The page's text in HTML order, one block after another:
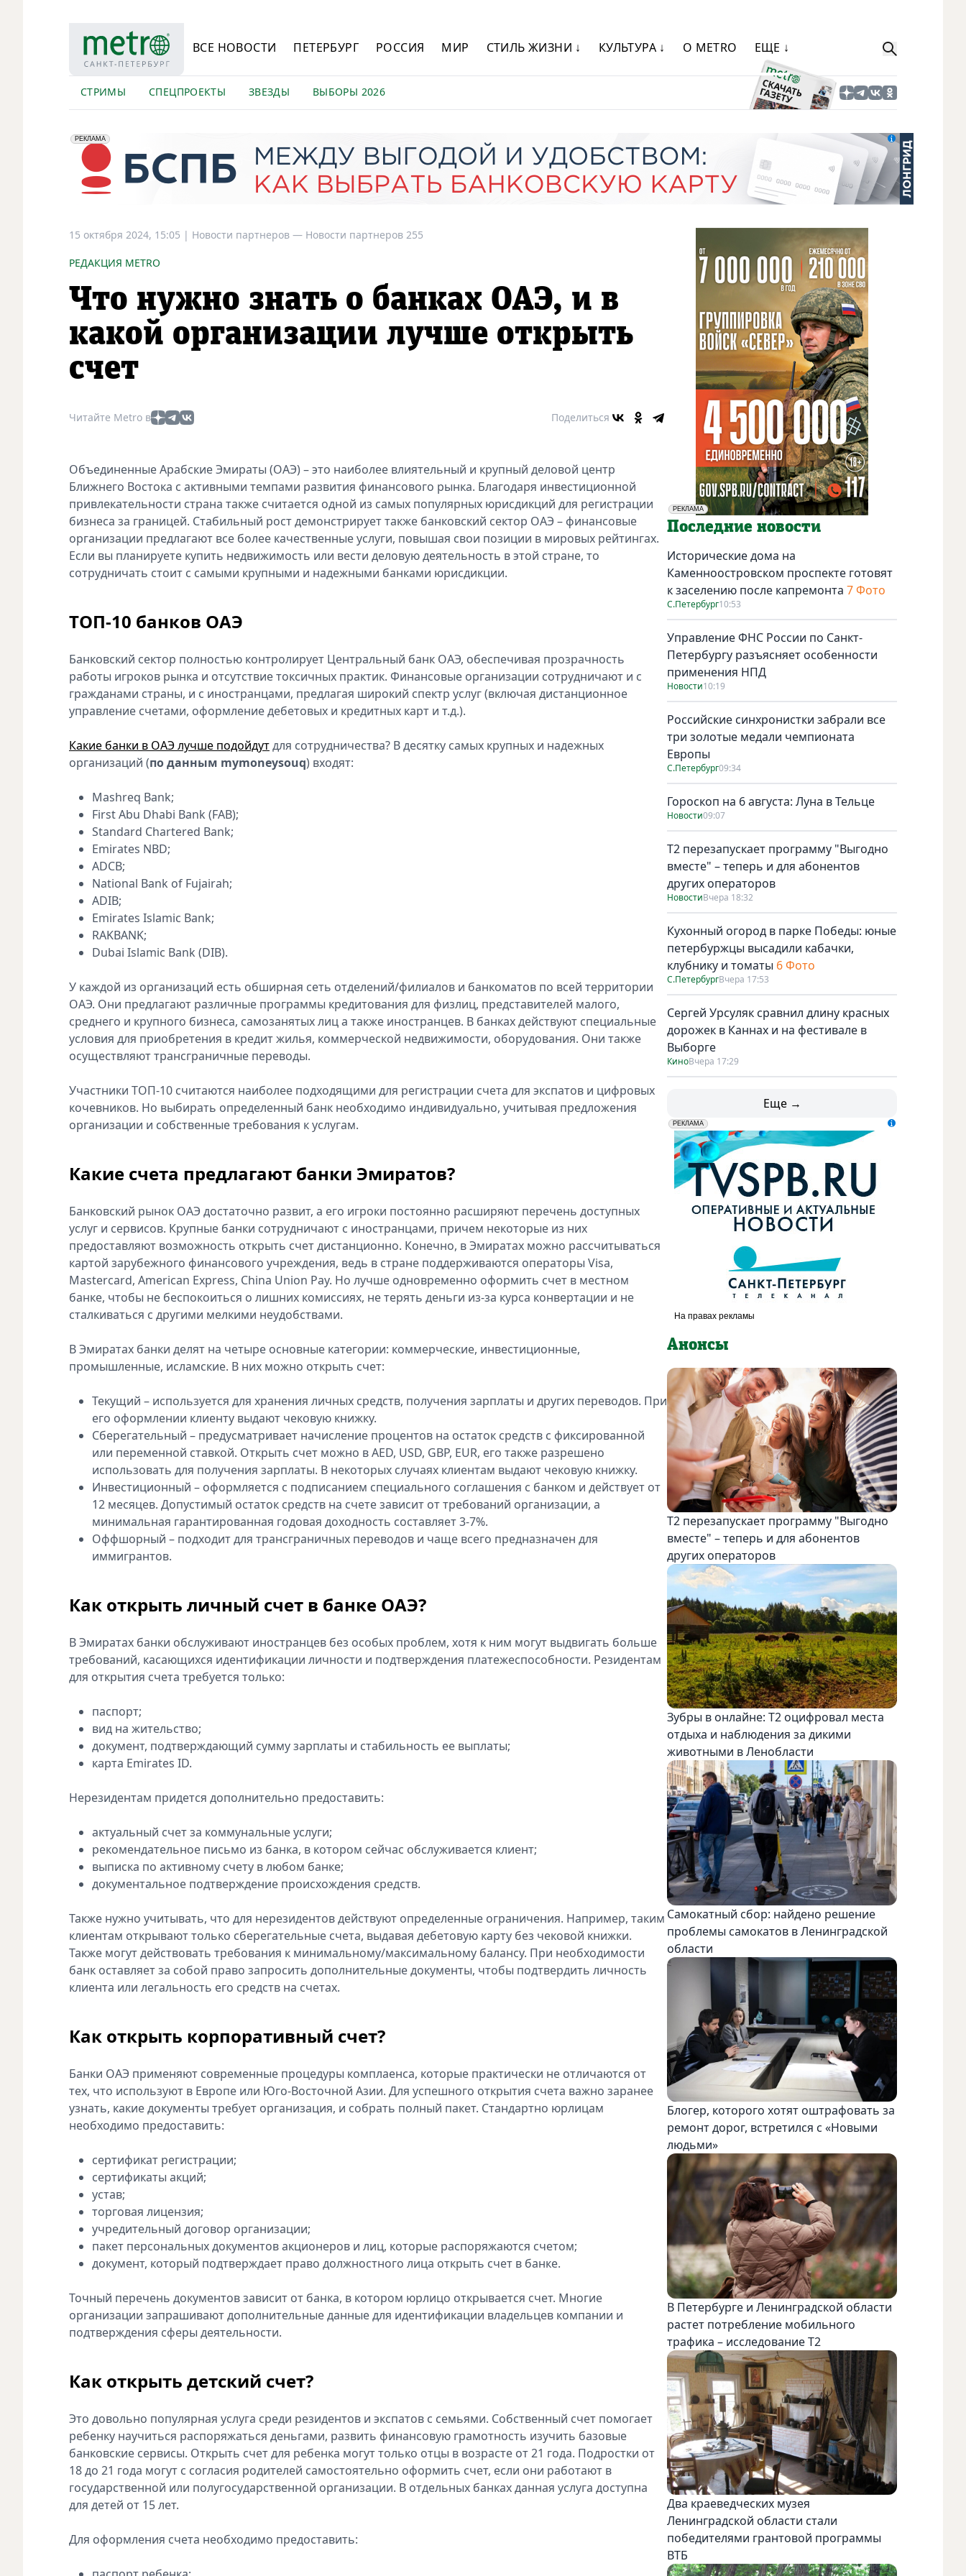
ВСЕ НОВОСТИ ПЕТЕРБУРГ РОССИЯ МИР СТИЛЬ ЖИЗНИ ↓ КУЛЬТУРА ↓ О METRO ЕЩЕ ↓
СТРИМЫ СПЕЦПРОЕКТЫ ЗВЕЗДЫ ВЫБОРЫ 2026
erid: 2VfnxyFybV5
РЕКЛАМА
ПАО "Банк "Санкт-Петербург", ИНН: 7831000027
15 октября 2024, 15:05 | Новости партнеров — Новости партнеров 255
РЕДАКЦИЯ METRO
Что нужно знать о банках ОАЭ, и в
какой организации лучше открыть
счет
Читайте Metro в Поделиться
Объединенные Арабские Эмираты (ОАЭ) – это наиболее влиятельный и крупный деловой центр
Ближнего Востока с активными темпами развития финансового рынка. Благодаря инвестиционной
привлекательности страна также считается одной из самых популярных юрисдикций для регистрации
бизнеса за границей. Стабильный рост демонстрирует также банковский сектор ОАЭ – финансовые
организации предлагают все более качественные услуги, повышая свои позиции в мировых рейтингах.
Если вы планируете купить недвижимость или вести деловую деятельность в этой стране, то
сотрудничать стоит с самыми крупными и надежными банками юрисдикции.
ТОП-10 банков ОАЭ
Банковский сектор полностью контролирует Центральный банк ОАЭ, обеспечивая прозрачность
работы игроков рынка и отсутствие токсичных практик. Финансовые организации сотрудничают и с
гражданами страны, и с иностранцами, предлагая широкий спектр услуг (включая дистанционное
управление счетами, оформление дебетовых и кредитных карт и т.д.).
Какие банки в ОАЭ лучше подойдутдля сотрудничества? В десятку самых крупных и надежных
организаций (по данным mymoneysouq) входят:
Mashreq Bank;
First Abu Dhabi Bank (FAB);
Standard Chartered Bank;
Emirates NBD;
ADCB;
National Bank of Fujairah;
ADIB;
Emirates Islamic Bank;
RAKBANK;
Dubai Islamic Bank (DIB).
У каждой из организаций есть обширная сеть отделений/филиалов и банкоматов по всей территории
ОАЭ. Они предлагают различные программы кредитования для физлиц, представителей малого,
среднего и крупного бизнеса, самозанятых лиц а также иностранцев. В банках действуют специальные
условия для приобретения в кредит жилья, коммерческой недвижимости, оборудования. Они также
осуществляют трансграничные переводы.
Участники ТОП-10 считаются наиболее подходящими для регистрации счета для экспатов и цифровых
кочевников. Но выбирать определенный банк необходимо индивидуально, учитывая предложения
организации и собственные требования к услугам.
Какие счета предлагают банки Эмиратов?
Банковский рынок ОАЭ достаточно развит, а его игроки постоянно расширяют перечень доступных
услуг и сервисов. Крупные банки сотрудничают с иностранцами, причем некоторые из них
предоставляют возможность открыть счет дистанционно. Конечно, в Эмиратах можно рассчитываться
картой зарубежного финансового учреждения, ведь в стране поддерживаются операторы Visa,
Mastercard, American Express, China Union Pay. Но лучше одновременно оформить счет в местном
банке, чтобы не беспокоиться о лишних комиссиях, не терять деньги из-за курса конвертации и не
сталкиваться с другими мелкими неудобствами.
В Эмиратах банки делят на четыре основные категории: коммерческие, инвестиционные,
промышленные, исламские. В них можно открыть счет:
Текущий – используется для хранения личных средств, получения зарплаты и других переводов. При
его оформлении клиенту выдают чековую книжку.
Сберегательный – предусматривает начисление процентов на остаток средств с фиксированной
или переменной ставкой. Открыть счет можно в AED, USD, GBP, EUR, его также разрешено
использовать для получения зарплаты. В некоторых случаях клиентам выдают чековую книжку.
Инвестиционный – оформляется с подписанием специального соглашения с банком и действует от
12 месяцев. Допустимый остаток средств на счете зависит от требований организации, а
минимальная гарантированная годовая доходность составляет 3-7%.
Оффшорный – подходит для трансграничных переводов и чаще всего предназначен для
иммигрантов.
Как открыть личный счет в банке ОАЭ?
В Эмиратах банки обслуживают иностранцев без особых проблем, хотя к ним могут выдвигать больше
требований, касающихся идентификации личности и подтверждения платежеспособности. Резидентам
для открытия счета требуется только:
паспорт;
вид на жительство;
документ, подтверждающий сумму зарплаты и стабильность ее выплаты;
карта Emirates ID.
Нерезидентам придется дополнительно предоставить:
актуальный счет за коммунальные услуги;
рекомендательное письмо из банка, в котором сейчас обслуживается клиент;
выписка по активному счету в любом банке;
документальное подтверждение происхождения средств.
Также нужно учитывать, что для нерезидентов действуют определенные ограничения. Например, таким
клиентам открывают только сберегательные счета, выдавая дебетовую карту без чековой книжки.
Также могут действовать требования к минимальному/максимальному балансу. При необходимости
банк оставляет за собой право запросить дополнительные документы, чтобы подтвердить личность
клиента или легальность его средств на счетах.
Как открыть корпоративный счет?
Банки ОАЭ применяют современные процедуры комплаенса, которые практически не отличаются от
тех, что используют в Европе или Юго-Восточной Азии. Для успешного открытия счета важно заранее
узнать, какие документы требует организация, и собрать полный пакет. Стандартно юрлицам
необходимо предоставить:
сертификат регистрации;
сертификаты акций;
устав;
торговая лицензия;
учредительный договор организации;
пакет персональных документов акционеров и лиц, которые распоряжаются счетом;
документ, который подтверждает право должностного лица открыть счет в банке.
Точный перечень документов зависит от банка, в котором юрлицо открывается счет. Многие
организации запрашивают дополнительные данные для идентификации владельцев компании и
подтверждения сферы деятельности.
Как открыть детский счет?
Это довольно популярная услуга среди резидентов и экспатов с семьями. Собственный счет помогает
ребенку научиться распоряжаться деньгами, развить финансовую грамотность изучить базовые
банковские сервисы. Открыть счет для ребенка могут только отцы в возрасте от 21 года. Подростки от
18 до 21 года могут с согласия родителей самостоятельно оформить счет, если они работают в
государственной или полугосударственной организации. В отдельных банках данная услуга доступна
для детей от 15 лет.
Для оформления счета необходимо предоставить:
РЕКЛАМА
Социальная реклама
Последние новости
Исторические дома на
Каменноостровском проспекте готовят
к заселению после капремонта 7 Фото
С.Петербург10:53
Управление ФНС России по Санкт-
Петербургу разъясняет особенности
применения НПД
Новости10:19
Российские синхронистки забрали все
три золотые медали чемпионата
Европы
С.Петербург09:34
Гороскоп на 6 августа: Луна в Тельце
Новости09:07
Т2 перезапускает программу "Выгодно
вместе" – теперь и для абонентов
других операторов
НовостиВчера 18:32
Кухонный огород в парке Победы: юные
петербуржцы высадили кабачки,
клубнику и томаты 6 Фото
С.ПетербургВчера 17:53
Сергей Урсуляк сравнил длину красных
дорожек в Каннах и на фестивале в
Выборге
КиноВчера 17:29
Еще →
erid: LdtCK5udn
РЕКЛАМА
АО "ГАТР", ИНН: 7841320717
Анонсы
Т2 перезапускает программу "Выгодно
вместе" – теперь и для абонентов
других операторов
Зубры в онлайне: Т2 оцифровал места
отдыха и наблюдения за дикими
животными в Ленобласти
Самокатный сбор: найдено решение
проблемы самокатов в Ленинградской
области
Блогер, которого хотят оштрафовать за
ремонт дорог, встретился с «Новыми
людьми»
В Петербурге и Ленинградской области
растет потребление мобильного
трафика – исследование T2
Два краеведческих музея
Ленинградской области стали
победителями грантовой программы
ВТБ